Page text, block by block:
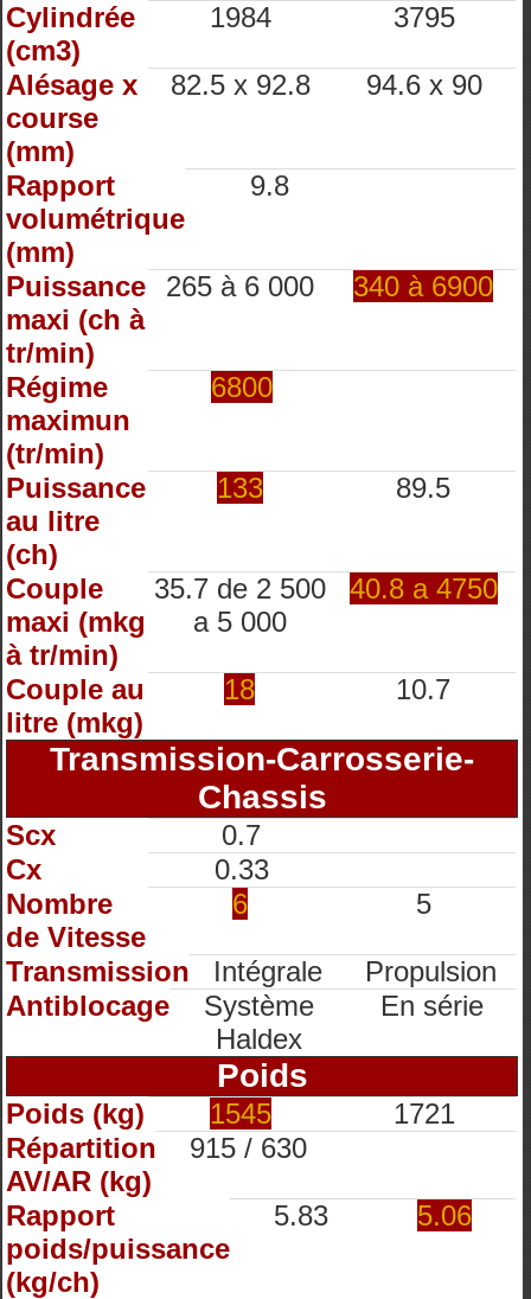
Cylindrée
(cm3)
1984 3795
Alésage x
course
(mm)
82.5 x 92.8 94.6 x 90
Rapport
volumétrique
(mm)
9.8
Puissance
maxi (ch à
tr/min)
265 à 6 000 340 à 6900
Régime
maximun
(tr/min)
6800
Puissance
au litre
(ch)
133 89.5
Couple
maxi (mkg
à tr/min)
35.7 de 2 500
a 5 000
40.8 a 4750
Couple au
litre (mkg)
18 10.7
Transmission-Carrosserie-
Chassis
Scx
0.7
Cx
0.33
Nombre
de Vitesse
6 5
Transmission Intégrale
Propulsion
Antiblocage
Système
Haldex
En série
Poids
Poids (kg) 1545
1721
Répartition
AV/AR (kg)
915 / 630
Rapport
poids/puissance
(kg/ch)
5.83 5.06